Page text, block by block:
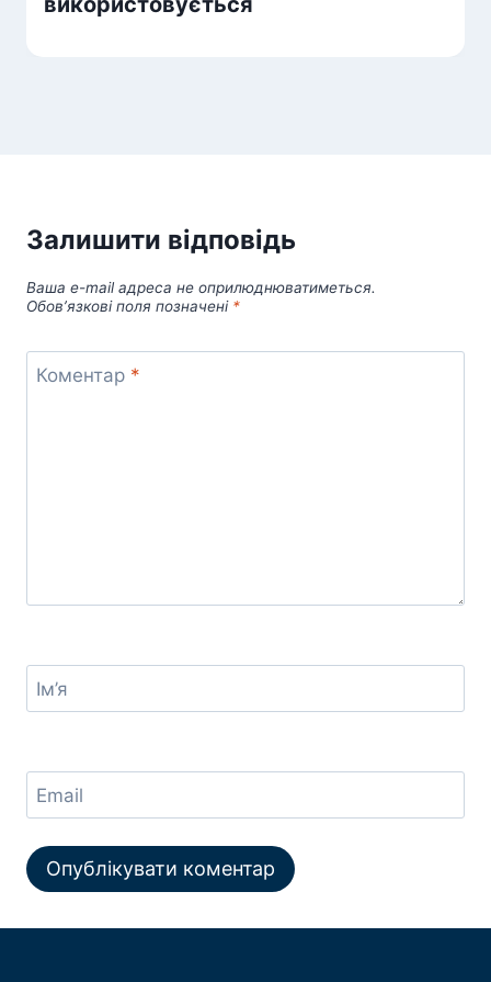
Залишити відповідь
Ваша e-mail адреса не оприлюднюватиметься.
Обов’язкові поля позначені *
Коментар *
Ім’я
Email